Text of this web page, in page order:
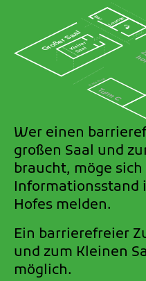
Wer einen
großen Saal und
braucht, möge
Informationsstand
Hofes melden.
Ein barrierefreier
und zum Kleinen
möglich.